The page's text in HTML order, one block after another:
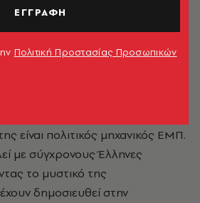
είναι πολιτικός μηχανικός ΕΜΠ.
με σύγχρονους Έλληνες
το μυστικό της
δημοσιευθεί στην
ΕΓΓΡΑΦΗ
Πολιτική Προστασίας Προσωπικών